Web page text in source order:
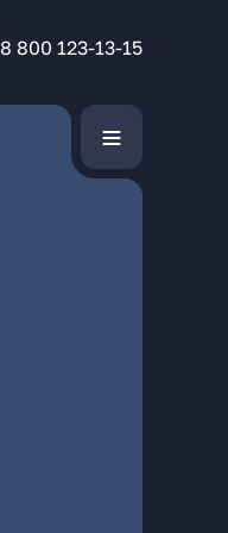
8 800 123-13-15